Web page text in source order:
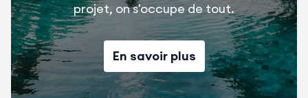
projet, on s'occupe de tout.
En savoir plus